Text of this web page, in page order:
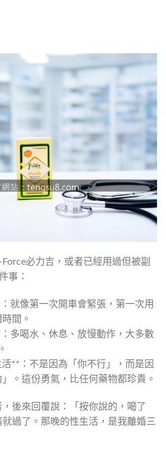
必力吉，或者已經用過但被副
事：
就像第一次開車會緊張，第一次用
間。
多喝水、休息、放慢動作，大多數
**：不是因為「你不行」，而是因
」。這份勇氣，比任何藥物都珍貴。
後來回覆說：「按你說的，喝了
過了。那晚的性生活，是我離婚三